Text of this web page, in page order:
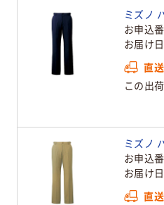
ミズノ
お申込
お届け日
直
この出
ミズノ
お申込
お届け日
直